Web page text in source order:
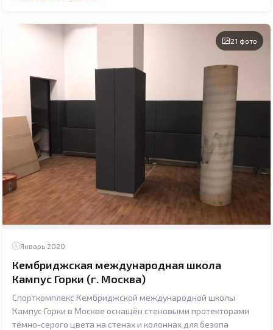
21 фото
Январь 2020
Кембриджская международная школа
Кампус Горки (г. Москва)
Спорткомплекс Кембриджской международной школы
Кампус Горки в Москве оснащён стеновыми протекторами
тёмно-серого цвета на стенах и колоннах для безопа